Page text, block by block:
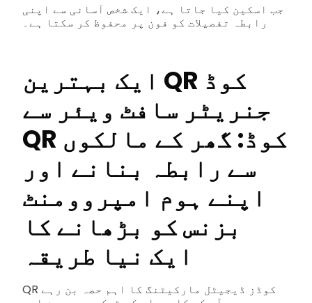
جب اسکین کیا جاتا ہے، ایک شخص آسانی سے اپنی
رابطہ تفصیلات کو فون پر محفوظ کر سکتا ہے۔
ایک بہترین QR کوڈ
جنریٹر سافٹ ویئر سے
QR کوڈ: گھر کے مالکوں
سے رابطہ بنانے اور
اپنے ہوم امپروومنٹ
بزنس کو بڑھانے کا
ایک نیا طریقہ
QR کوڈز ڈیجیٹل مارکیٹنگ کا اہم حصہ بن رہے